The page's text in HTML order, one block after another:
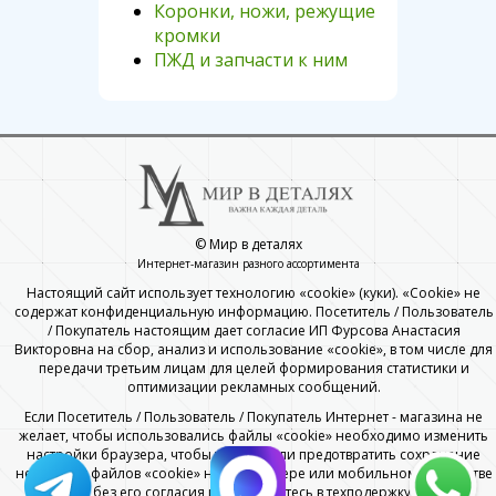
Коронки, ножи, режущие
кромки
ПЖД и запчасти к ним
© Мир в деталях
Интернет-магазин разного ассортимента
Настоящий сайт использует технологию «cookie» (куки). «Cookie» не
содержат конфиденциальную информацию. Посетитель / Пользователь
/ Покупатель настоящим дает согласие ИП Фурсова Анастасия
Викторовна на сбор, анализ и использование «cookie», в том числе для
передачи третьим лицам для целей формирования статистики и
оптимизации рекламных сообщений.
Если Посетитель / Пользователь / Покупатель Интернет - магазина не
желает, чтобы использовались файлы «cookie» необходимо изменить
настройки браузера, чтобы удалить или предотвратить сохранение
некоторых файлов «cookie» на компьютере или мобильном устройстве